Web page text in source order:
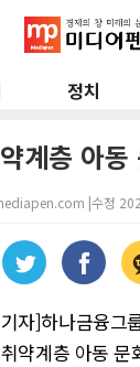
정치
계층 아동
|수정
자]하나금융그
약계층 아동 문